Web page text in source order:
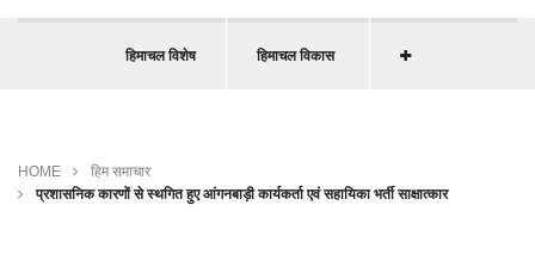
हिमाचल विशेष हिमाचल विकास
HOME
हिम समाचार
प्रशासनिक कारणों से स्थगित हुए आंगनबाड़ी कार्यकर्ता एवं सहायिका भर्ती साक्षात्कार